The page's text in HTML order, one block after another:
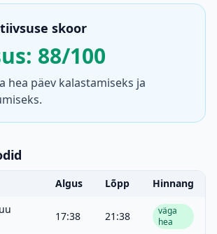
skoor
88/100
hea päev kalastamiseks ja
Algus Lõpp
Hinnang
17:38 21:38
väga
hea